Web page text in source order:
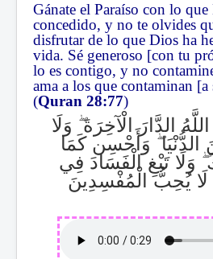
Gánate el Paraíso con lo
concedido, y no te olvides
disfrutar de lo que Dios ha
vida. Sé generoso [con tu
lo es contigo, y no
ama a los que contaminan [a
(Quran 28:77)
الدَّارَ الْآخِرَةَۖ وَلَا
ۖوَأَحْسِن كَمَا
ۖ وَلَا تَبْغِ الْفَسَادَ فِي
لَا يُحِبُّ الْمُفْسِدِينَ